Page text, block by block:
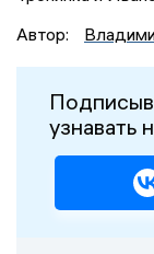
Автор:
узнавать